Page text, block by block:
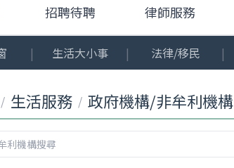
招聘待聘 律師服務
| 生活大小事 | 法律/移民 |
/ 生活服務 / 政府機構/非牟利機構